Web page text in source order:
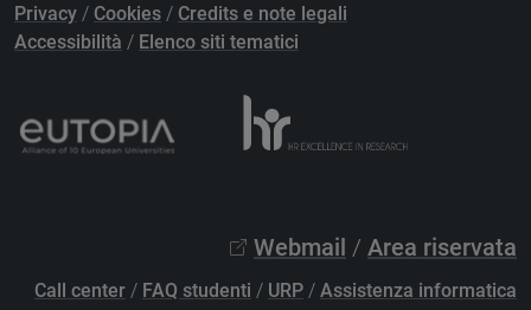
Privacy / Cookies / Credits e note legali
Accessibilità / Elenco siti tematici
Webmail / Area riservata
Call center / FAQ studenti / URP / Assistenza informatica